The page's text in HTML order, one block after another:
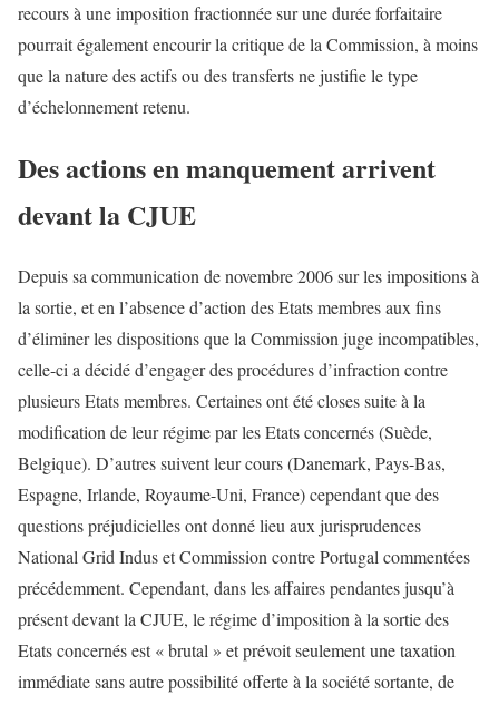
recours à une imposition fractionnée sur une durée forfaitaire
pourrait également encourir la critique de la Commission, à moins
que la nature des actifs ou des transferts ne justifie le type
d’échelonnement retenu.
Des actions en manquement arrivent
devant la CJUE
Depuis sa communication de novembre 2006 sur les impositions à
la sortie, et en l’absence d’action des Etats membres aux fins
d’éliminer les dispositions que la Commission juge incompatibles,
celle-ci a décidé d’engager des procédures d’infraction contre
plusieurs Etats membres. Certaines ont été closes suite à la
modification de leur régime par les Etats concernés (Suède,
Belgique). D’autres suivent leur cours (Danemark, Pays-Bas,
Espagne, Irlande, Royaume-Uni, France) cependant que des
questions préjudicielles ont donné lieu aux jurisprudences
National Grid Indus et Commission contre Portugal commentées
précédemment. Cependant, dans les affaires pendantes jusqu’à
présent devant la CJUE, le régime d’imposition à la sortie des
Etats concernés est « brutal » et prévoit seulement une taxation
immédiate sans autre possibilité offerte à la société sortante, de